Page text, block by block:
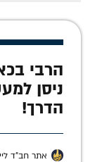
הרבי
ניסן
הדרך!
אתר חב"ד